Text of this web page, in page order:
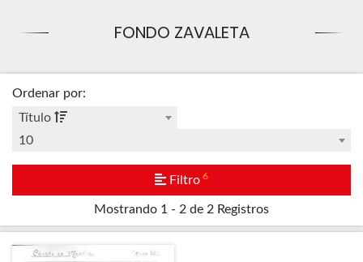
FONDO ZAVALETA
Mostrando 1 - 2 de 2 Registros
Ordenar por:
Título
10
Filtro 6